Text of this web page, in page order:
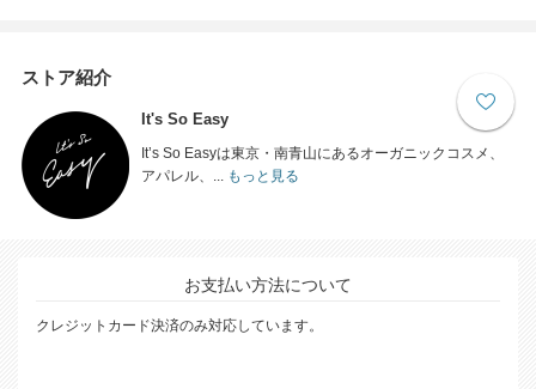
ストア紹介
It's So Easy
It’s So Easyは東京・南青山にあるオーガニックコスメ、
アパレル、...
もっと見る
お支払い方法について
クレジットカード決済のみ対応しています。